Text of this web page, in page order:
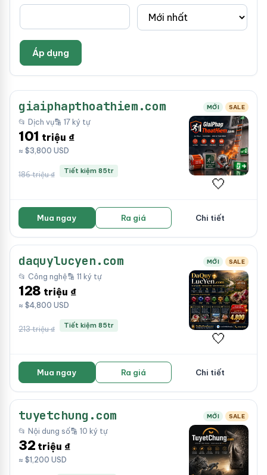
Áp dụng
giaiphapthoathiem.com MỚI SALE
📂 Dịch vụ🔡 17 ký tự
101 triệu ₫
≈ $3,800 USD
186 triệu ₫ Tiết kiệm 85tr
🤍
Mua ngay Ra giá Chi tiết
daquylucyen.com MỚI SALE
📂 Công nghệ🔡 11 ký tự
128 triệu ₫
≈ $4,800 USD
213 triệu ₫ Tiết kiệm 85tr
🤍
Mua ngay Ra giá Chi tiết
tuyetchung.com MỚI SALE
📂 Nội dung số🔡 10 ký tự
32 triệu ₫
≈ $1,200 USD